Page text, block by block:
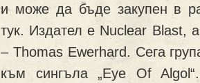
и може да бъде закупен в
тук. Издател е Nuclear Blast,
– Thomas Ewerhard. Сега
към сингъла „Eye Of